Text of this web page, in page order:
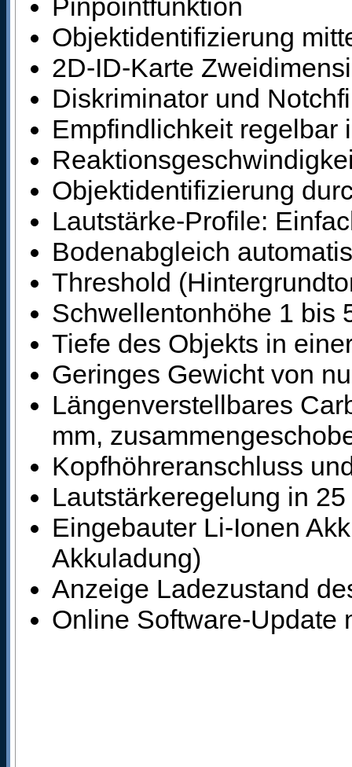
Pinpointfunktion
Objektidentifizierung
2D-ID-Karte
Diskriminator und
Empfindlichkeit regelbar
Objektidentifizierung
Lautstärke-Profile:
Bodenabgleich
Threshold
Schwellentonhöhe 1 bis
Tiefe des Objekts in
Geringes Gewicht von
Längenverstellbares
mm,
Kopfhöhreranschluss
Lautstärkeregelung in
Eingebauter Li-Ionen
Akkuladung)
Anzeige Ladezustand
Online Software-Update